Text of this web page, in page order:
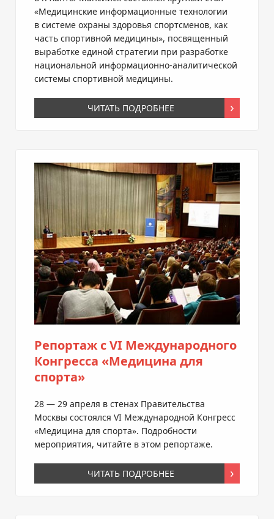
«Медицинские информационные технологии
в системе охраны здоровья спортсменов, как
часть спортивной медицины», посвященный
выработке единой стратегии при разработке
национальной информационно-аналитической
системы спортивной медицины.
ЧИТАТЬ ПОДРОБНЕЕ
Репортаж с VI Международного
Конгресса «Медицина для
спорта»
28 — 29 апреля в стенах Правительства
Москвы состоялся VI Международной Конгресс
«Медицина для спорта». Подробности
мероприятия, читайте в этом репортаже.
ЧИТАТЬ ПОДРОБНЕЕ